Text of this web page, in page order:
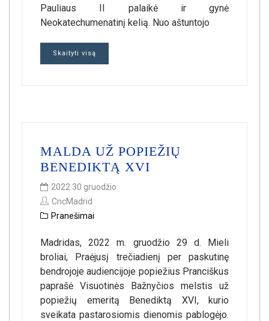
Pauliaus II palaikė ir gynė
Neokatechumenatinį kelią. Nuo aštuntojo
Skaityti visą
MALDA UŽ POPIEŽIŲ
BENEDIKTĄ XVI
2022 30 gruodžio
CncMadrid
Pranešimai
Madridas, 2022 m. gruodžio 29 d. Mieli
broliai, Praėjusį trečiadienį per paskutinę
bendrojoje audiencijoje popiežius Pranciškus
paprašė Visuotinės Bažnyčios melstis už
popiežių emeritą Benediktą XVI, kurio
sveikata pastarosiomis dienomis pablogėjo.